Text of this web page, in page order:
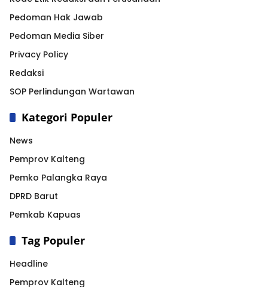
Pedoman Hak Jawab
Pedoman Media Siber
Privacy Policy
Redaksi
SOP Perlindungan Wartawan
Kategori Populer
News
Pemprov Kalteng
Pemko Palangka Raya
DPRD Barut
Pemkab Kapuas
Tag Populer
Headline
Pemprov Kalteng